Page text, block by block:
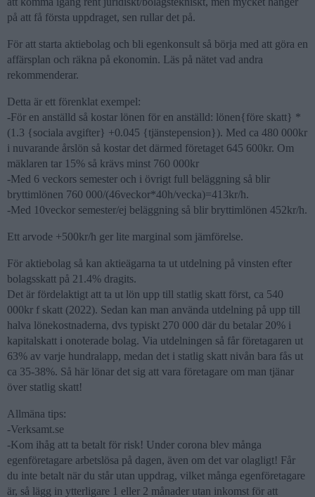
på att få första uppdraget, sen rullar det på.
För att starta aktiebolag och bli egenkonsult så börja med att göra en
affärsplan och räkna på ekonomin. Läs på nätet vad andra
rekommenderar.
Detta är ett förenklat exempel:
-För en anställd så kostar lönen för en anställd: lönen{före skatt} *
(1.3 {sociala avgifter} +0.045 {tjänstepension}). Med ca 480 000kr
i nuvarande årslön så kostar det därmed företaget 645 600kr. Om
mäklaren tar 15% så krävs minst 760 000kr
-Med 6 veckors semester och i övrigt full beläggning så blir
bryttimlönen 760 000/(46veckor*40h/vecka)=413kr/h.
-Med 10veckor semester/ej beläggning så blir bryttimlönen 452kr/h.
Ett arvode +500kr/h ger lite marginal som jämförelse.
För aktiebolag så kan aktieägarna ta ut utdelning på vinsten efter
bolagsskatt på 21.4% dragits.
Det är fördelaktigt att ta ut lön upp till statlig skatt först, ca 540
000kr f skatt (2022). Sedan kan man använda utdelning på upp till
halva lönekostnaderna, dvs typiskt 270 000 där du betalar 20% i
kapitalskatt i onoterade bolag. Via utdelningen så får företagaren ut
63% av varje hundralapp, medan det i statlig skatt nivån bara fås ut
ca 35-38%. Så här lönar det sig att vara företagare om man tjänar
över statlig skatt!
Allmäna tips:
-Verksamt.se
-Kom ihåg att ta betalt för risk! Under corona blev många
egenföretagare arbetslösa på dagen, även om det var olagligt! Får
du inte betalt när du står utan uppdrag, vilket många egenföretagare
är, så lägg in ytterligare 1 eller 2 månader utan inkomst för att